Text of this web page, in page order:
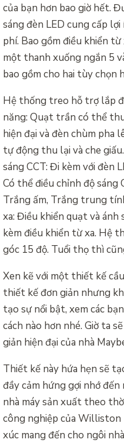
của bạn hơn bao giờ hết.
sáng đèn LED cung cấp
phí. Bao gồm điều khiển
một thanh xuống ngắn 5
bao gồm cho hai tùy chọn
Hệ thống treo hỗ trợ lắp
năng: Quạt trần có thể
hiện đại và đèn chùm pha
tự động thu lại và che
sáng CCT: Đi kèm với đèn
Có thể điều chỉnh độ sáng
Trắng ấm, Trắng trung
xa: Điều khiển quạt và ánh
kèm điều khiển từ xa. Hệ
góc 15 độ. Tuổi thọ thì
Xen kẽ với một thiết kế
thiết kế đơn giản nhưng
tạo sự nổi bật, xem các
cách nào hơn nhé. Giờ ta
giản hiện đại của nhà
Thiết kế này hứa hẹn sẽ
đầy cảm hứng gợi nhớ
nhà máy sản xuất theo
công nghiệp của Williston
xúc mang đến cho ngôi